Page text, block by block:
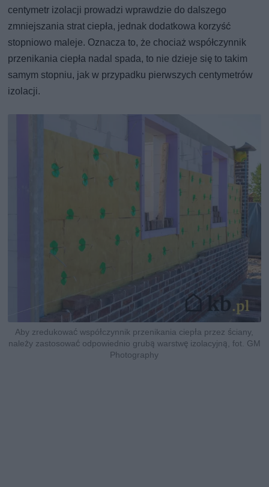
centymetr izolacji prowadzi wprawdzie do dalszego
zmniejszania strat ciepła, jednak dodatkowa korzyść
stopniowo maleje. Oznacza to, że chociaż współczynnik
przenikania ciepła nadal spada, to nie dzieje się to takim
samym stopniu, jak w przypadku pierwszych centymetrów
izolacji.
Aby zredukować współczynnik przenikania ciepła przez ściany,
należy zastosować odpowiednio grubą warstwę izolacyjną, fot. GM
Photography